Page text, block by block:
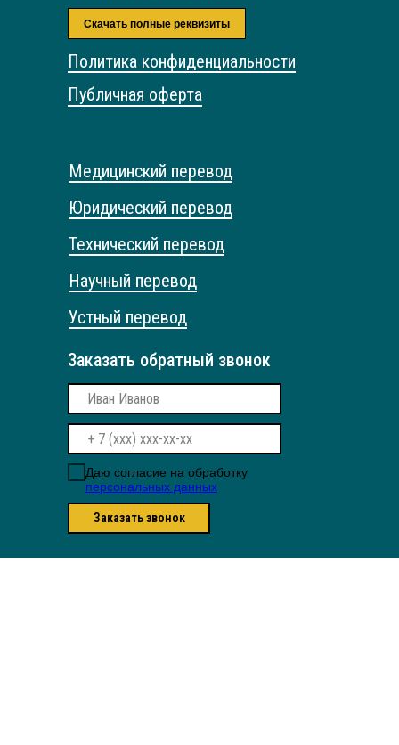
Публичная оферта
Скачать полные реквизиты
Медицинский перевод
Юридический перевод
Технический перевод
Научный перевод
Устный перевод
Даю согласие на обработку
персональных данных
Заказать звонок
Заказать обратный звонок
Политика конфиденциальности